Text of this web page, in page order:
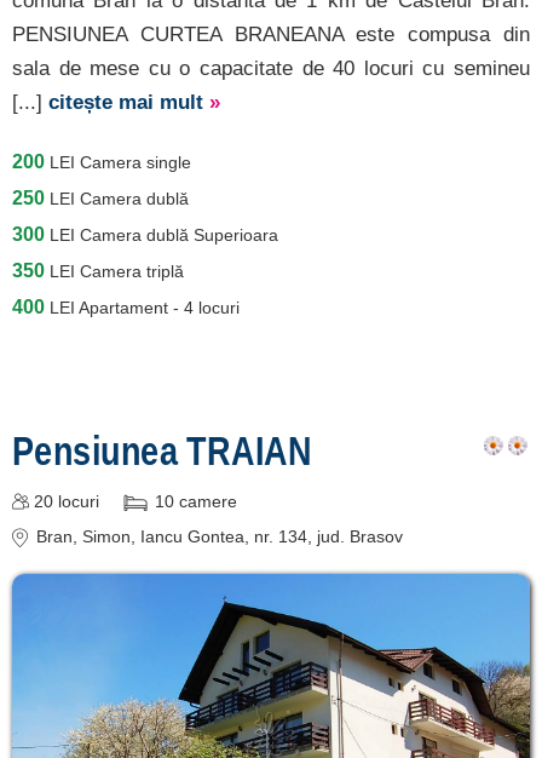
PENSIUNEA CURTEA BRANEANA este compusa din
sala de mese cu o capacitate de 40 locuri cu semineu
[...] citește mai mult »
200 LEI Camera single
250 LEI Camera dublă
300 LEI Camera dublă Superioara
350 LEI Camera triplă
400 LEI Apartament - 4 locuri
Pensiunea TRAIAN
20 locuri 10 camere
Bran, Simon, Iancu Gontea, nr. 134, jud. Brasov